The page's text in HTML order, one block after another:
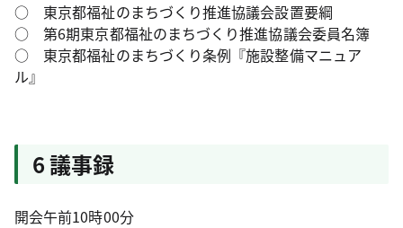
○ 東京都福祉のまちづくり推進協議会設置要綱
○ 第6期東京都福祉のまちづくり推進協議会委員名簿
○ 東京都福祉のまちづくり条例『施設整備マニュア
ル』
6 議事録
開会午前10時00分